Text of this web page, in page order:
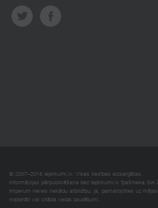
© 2007–2018 Iepirkumi.lv. Visas tiesības aizsargātas.
Informācijas pārpublicēšana bez iepirkumi.lv īpašnieka
Imperum nenes nekādu atbildību, ja, pamatojoties uz
materiāli vai citāda veida zaudējumi.